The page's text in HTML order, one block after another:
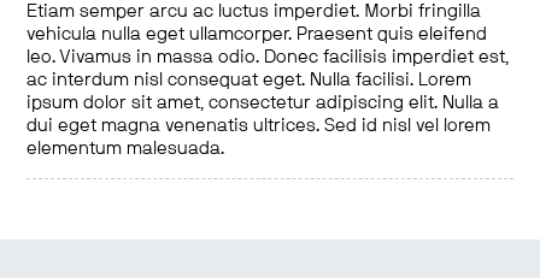
Etiam semper arcu ac luctus imperdiet. Morbi fringilla
vehicula nulla eget ullamcorper. Praesent quis eleifend
leo. Vivamus in massa odio. Donec facilisis imperdiet est,
ac interdum nisl consequat eget. Nulla facilisi. Lorem
ipsum dolor sit amet, consectetur adipiscing elit. Nulla a
dui eget magna venenatis ultrices. Sed id nisl vel lorem
elementum malesuada.